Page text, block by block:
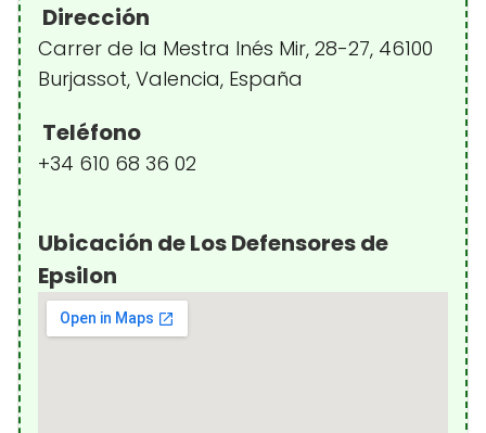
Dirección
Carrer de la Mestra Inés Mir, 28-27, 46100
Burjassot, Valencia, España
Teléfono
+34 610 68 36 02
Ubicación de Los Defensores de
Epsilon